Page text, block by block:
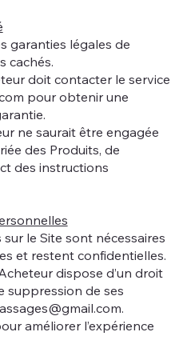
garanties légales de
cachés.
doit contacter le service
pour obtenir une
ne saurait être engagée
des Produits, de
des instructions
le Site sont nécessaires
et restent confidentielles.
dispose d’un droit
suppression de ses
.
améliorer l’expérience